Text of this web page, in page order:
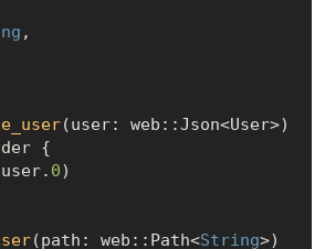
,
(user: web::Json<User>)
{
0)
(path: web::Path<String>)